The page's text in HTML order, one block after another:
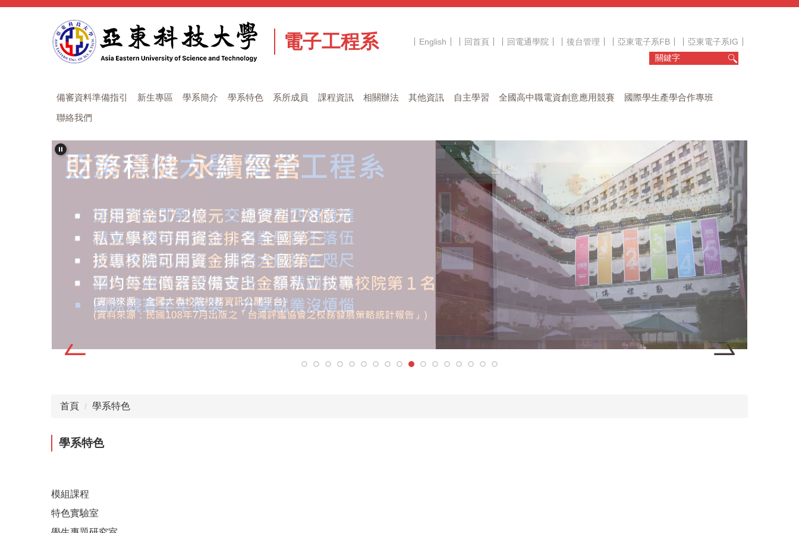
跳
電子工程系 English 回首頁 回電通學院 後台管理 亞東電子系FB 亞東電子系IG
備審資料準備指引 新生專區 學系簡介 學系特色 系所成員 課程資訊 相關辦法 其他資訊 自主學習 全國高中職電資創意應用競賽
國際學生產學合作專班
聯絡我們
首頁 學系特色
學系特色
模組課程
特色實驗室